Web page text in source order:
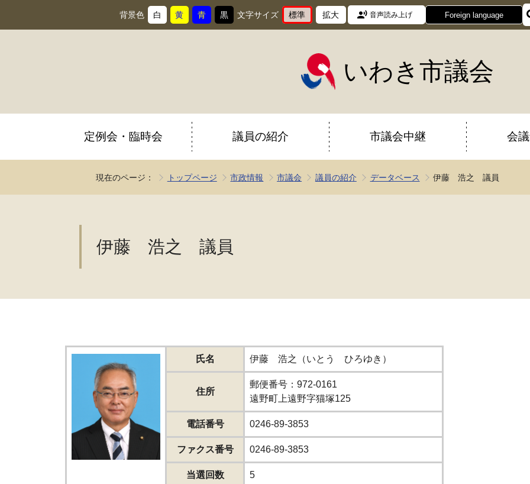
背景色
背
白
に
背
黄
に
背
青
に
背
黒
に
文字サイズ
文
標準
に
文
イ
ズ
を
拡大
に
音声読み上げ Foreign language
いわき市議会
定例会・臨時会 議員の紹介 市議会中継 会
現在のページ： トップページ 市政情報 市議会 議員の紹介 データベース 伊藤 浩之 議員
伊藤 浩之 議員
氏名 伊藤 浩之（いとう ひろゆき）
住所
郵便番号：972-0161
遠野町上遠野字猫塚125
電話番号 0246-89-3853
ファクス番号 0246-89-3853
当選回数 5